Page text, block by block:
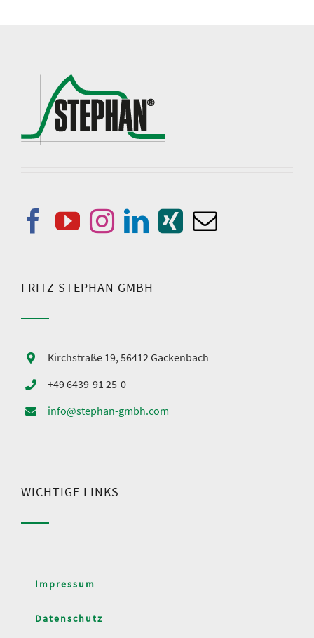
FRITZ STEPHAN GMBH
Kirchstraße 19, 56412 Gackenbach
+49 6439-91 25-0
info@stephan-gmbh.com
WICHTIGE LINKS
Impressum
Datenschutz